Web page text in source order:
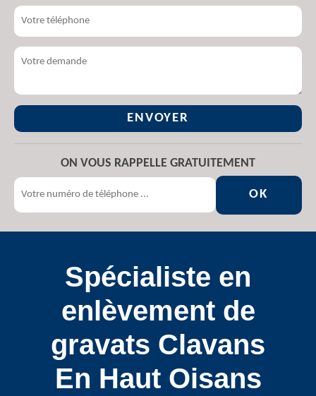
ON VOUS RAPPELLE GRATUITEMENT
Spécialiste en
enlèvement de
gravats Clavans
En Haut Oisans